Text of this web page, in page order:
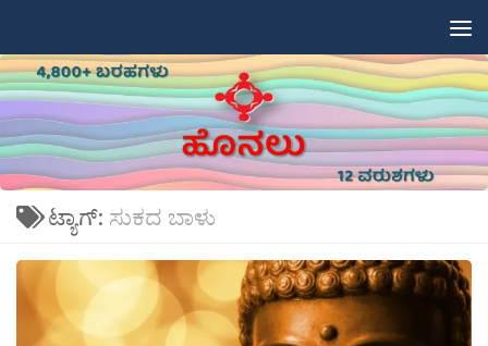
ಟ್ಯಾಗ್: ಸುಕದ ಬಾಳು